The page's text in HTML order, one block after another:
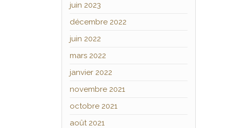
juin 2023
décembre 2022
juin 2022
mars 2022
janvier 2022
novembre 2021
octobre 2021
août 2021